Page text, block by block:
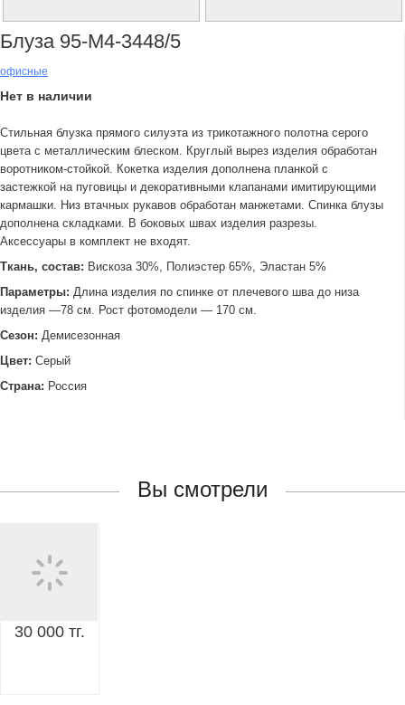
Блуза 95-М4-3448/5
офисные
Нет в наличии
Стильная блузка прямого силуэта из трикотажного полотна серого
цвета с металлическим блеском. Круглый вырез изделия обработан
воротником-стойкой. Кокетка изделия дополнена планкой с
застежкой на пуговицы и декоративными клапанами имитирующими
кармашки. Низ втачных рукавов обработан манжетами. Спинка блузы
дополнена складками. В боковых швах изделия разрезы.
Аксессуары в комплект не входят.
Ткань, состав: Вискоза 30%, Полиэстер 65%, Эластан 5%
Параметры: Длина изделия по спинке от плечевого шва до низа
изделия —78 см. Рост фотомодели — 170 см.
Сезон: Демисезонная
Цвет: Серый
Страна: Россия
Вы смотрели
30 000 тг.